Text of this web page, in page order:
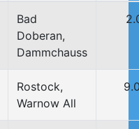
Bad
Doberan,
Dammchauss
Rostock,
Warnow All